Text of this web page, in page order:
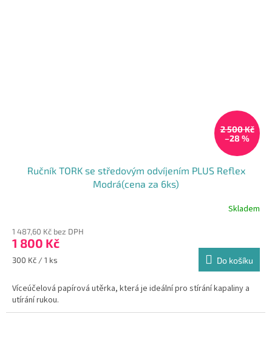
2 500 Kč
–28 %
Ručník TORK se středovým odvíjením PLUS Reflex
Modrá(cena za 6ks)
produktu
je
5,0
hvězdiček.
Skladem
1 487,60 Kč bez DPH
1 800 Kč
Měrná
300 Kč / 1 ks Do košíku
Víceúčelová papírová utěrka, která je ideální pro stírání kapaliny a
utírání rukou.